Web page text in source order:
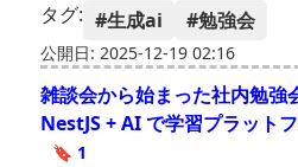
タグ: #生成ai #勉強会
公開日: 2025-12-19 02:16
雑談会から始まった社内勉
NestJS + AI で学習プラット
🔖 1